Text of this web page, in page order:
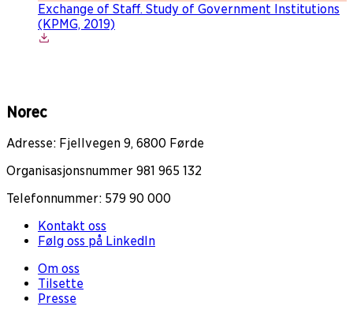
Exchange of Staff. Study of Government Institutions
(KPMG, 2019)
Norec
Adresse: Fjellvegen 9, 6800 Førde
Organisasjonsnummer 981 965 132
Telefonnummer: 579 90 000
Kontakt oss
Følg oss på LinkedIn
Om oss
Tilsette
Presse